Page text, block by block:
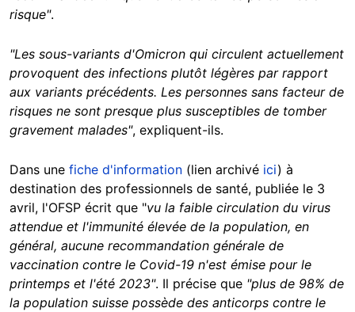
risque".
"Les sous-variants d'Omicron qui circulent actuellement
provoquent des infections plutôt légères par rapport
aux variants précédents. Les personnes sans facteur de
risques ne sont presque plus susceptibles de tomber
gravement malades", expliquent-ils.
Dans une fiche d'information (lien archivé ici) à
destination des professionnels de santé, publiée le 3
avril, l'OFSP écrit que "vu la faible circulation du virus
attendue et l'immunité élevée de la population, en
général, aucune recommandation générale de
vaccination contre le Covid-19 n'est émise pour le
printemps et l'été 2023". Il précise que "plus de 98% de
la population suisse possède des anticorps contre le